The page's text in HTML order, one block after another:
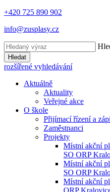
+420 725 890 902
info@zusplasy.cz
Hledat
rozšířené vyhledávání
Aktuálně
Aktuality
Veřejné akce
O škole
Přijímací řízení a
Zaměstnanci
Projekty
Místní akční
SO ORP
Místní akční
SO ORP
Místní akční
ORP